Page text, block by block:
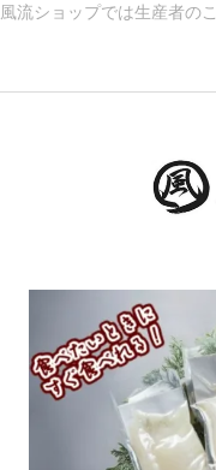
風流ショップでは生産者の